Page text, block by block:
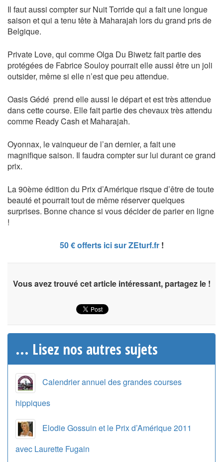
Il faut aussi compter sur Nuit Torride qui a fait une longue
saison et qui a tenu tête à Maharajah lors du grand pris de
Belgique.
Private Love, qui comme Olga Du Biwetz fait partie des
protégées de Fabrice Souloy pourrait elle aussi être un joli
outsider, même si elle n’est que peu attendue.
Oasis Gédé prend elle aussi le départ et est très attendue
dans cette course. Elle fait partie des chevaux très attendu
comme Ready Cash et Maharajah.
Oyonnax, le vainqueur de l’an dernier, a fait une
magnifique saison. Il faudra compter sur lui durant ce grand
prix.
La 90ème édition du Prix d’Amérique risque d’être de toute
beauté et pourrait tout de même réserver quelques
surprises. Bonne chance si vous décider de parier en ligne
!
50 € offerts ici sur ZEturf.fr!
Vous avez trouvé cet article intéressant, partagez le !
... Lisez nos autres sujets
Calendrier annuel des grandes courses
hippiques
Elodie Gossuin et le Prix d’Amérique 2011
avec Laurette Fugain